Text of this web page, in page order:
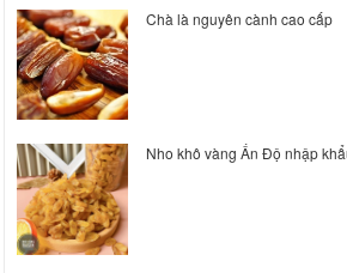
Chà là nguyên cành cao cấp
Nho khô vàng Ấn Độ nhập